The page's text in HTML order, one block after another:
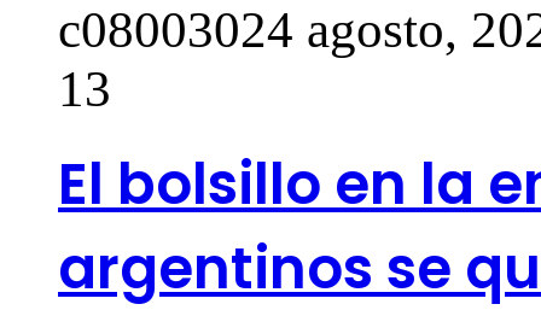
c08003024 agosto,
13
El bolsillo en la
argentinos se